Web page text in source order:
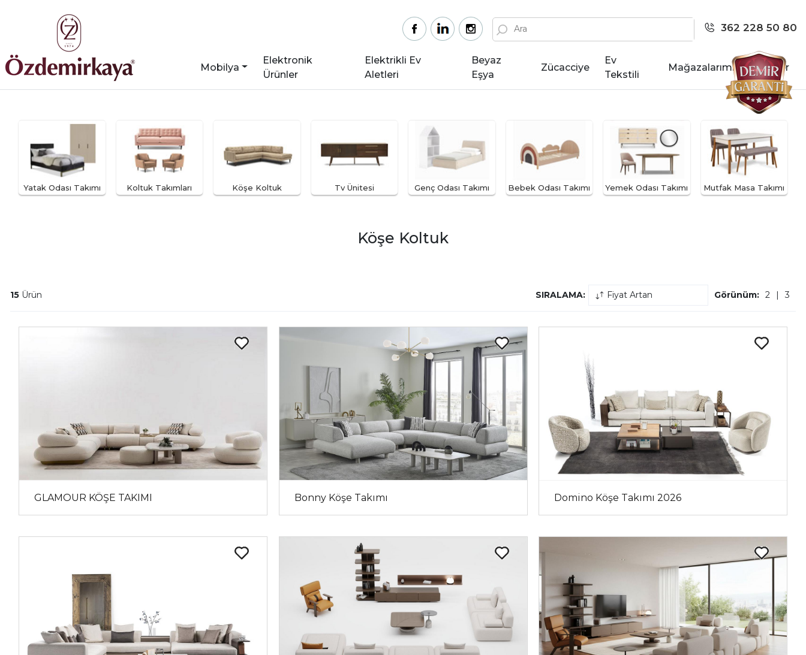
362 228 50 80
Mobilya
Elektronik
Ürünler
Elektrikli Ev
Aletleri
Beyaz
Eşya
Zücacciye
Ev
Tekstili
Mağazalarımız Kariyer
Yatak Odası Takımı Koltuk Takımları Köşe Koltuk Tv Ünitesi Genç Odası Takımı Bebek Odası Takımı Yemek Odası Takımı Mutfak Masa Takımı
Köşe Koltuk
15 Ürün SIRALAMA: Fiyat Artan Görünüm: 2 | 3
GLAMOUR KÖŞE TAKIMI Bonny Köşe Takımı Domino Köşe Takımı 2026